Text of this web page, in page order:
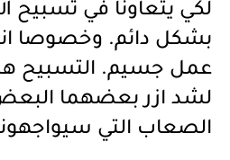
لكي يتعاونا في تسبيح
بشكل دائم. وخصوصا
عمل جسيم. التسبيح
لشد ازر بعضهما
الصعاب التي